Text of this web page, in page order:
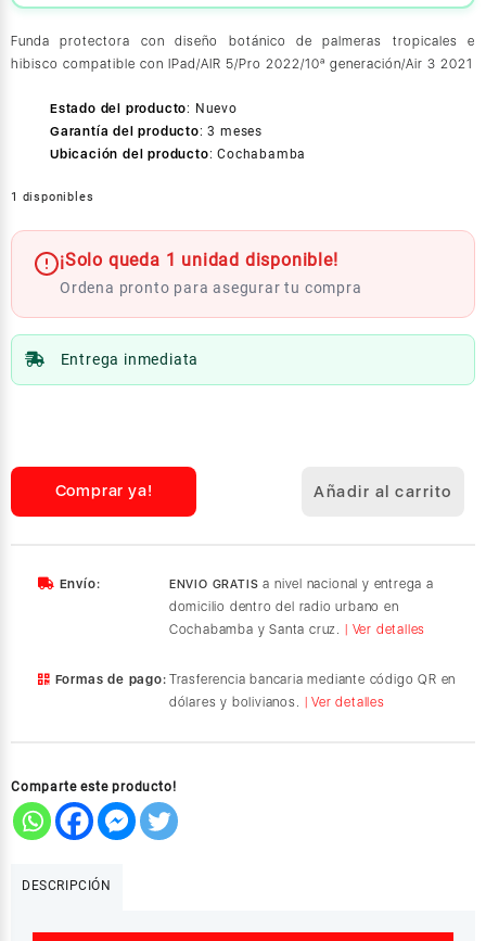
Funda protectora con diseño botánico de palmeras tropicales e
hibisco compatible con IPad/AIR 5/Pro 2022/10ª generación/Air 3 2021
Estado del producto: Nuevo
Garantía del producto:3 meses
Ubicación del producto:Cochabamba
1 disponibles
¡Solo queda 1 unidad disponible!
Ordena pronto para asegurar tu compra
Entrega inmediata
iPad
10.5
iPad
2017
-
Floral
Comprar ya! Añadir al carrito
Envío: ENVIO GRATIS a nivel nacional y entrega a
domicilio dentro del radio urbano en
Cochabamba y Santa cruz.
| Ver detalles
Formas de pago: Trasferencia bancaria mediante código QR en
dólares y bolivianos.
| Ver detalles
Comparte este producto!
DESCRIPCIÓN